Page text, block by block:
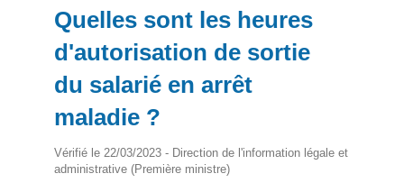
Quelles sont les heures
d'autorisation de sortie
du salarié en arrêt
maladie ?
Vérifié le 22/03/2023 - Direction de l'information légale et
administrative (Première ministre)